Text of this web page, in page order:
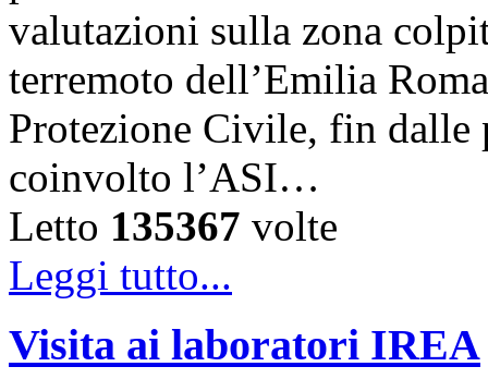
valutazioni sulla zona
terremoto dell’Emilia
Protezione Civile, fin dalle
coinvolto l’ASI…
Letto 135367 volte
Leggi tutto...
Visita ai laboratori IREA